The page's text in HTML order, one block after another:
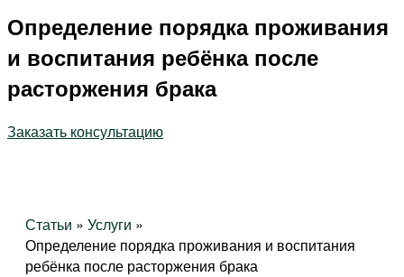
Определение порядка проживания
и воспитания ребёнка после
расторжения брака
Заказать консультацию
Статьи » Услуги »
Определение порядка проживания и воспитания
ребёнка после расторжения брака